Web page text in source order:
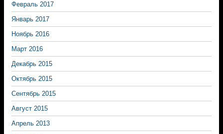
Февраль 2017
Январь 2017
Ноябрь 2016
Март 2016
Декабрь 2015
Октябрь 2015
Сентябрь 2015
Август 2015
Апрель 2013